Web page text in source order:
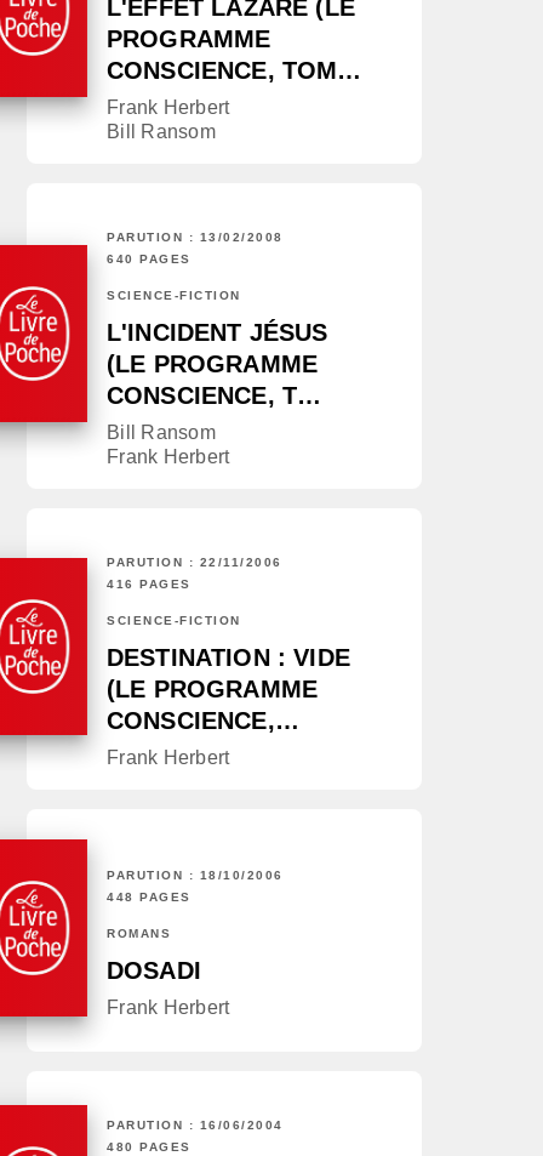
L'EFFET LAZARE (LE
PROGRAMME
CONSCIENCE, TOM…
Frank Herbert
Bill Ransom
PARUTION : 13/02/2008
640 PAGES
SCIENCE-FICTION
L'INCIDENT JÉSUS
(LE PROGRAMME
CONSCIENCE, T…
Bill Ransom
Frank Herbert
PARUTION : 22/11/2006
416 PAGES
SCIENCE-FICTION
DESTINATION : VIDE
(LE PROGRAMME
CONSCIENCE,…
Frank Herbert
PARUTION : 18/10/2006
448 PAGES
ROMANS
DOSADI
Frank Herbert
PARUTION : 16/06/2004
480 PAGES